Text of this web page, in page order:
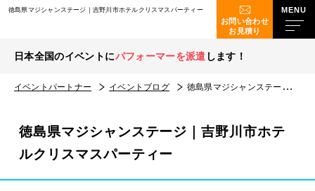
徳島県マジシャンステージ｜吉野川市ホテルクリスマスパーティー
お問い合わせ
お見積り
日本全国のイベントにパフォーマーを派遣 します！
イベントパートナー イベントブログ 徳島県マジシャンステージ｜吉野川市ホテルクリスマスパーティー
徳島県マジシャンステージ｜吉野川市ホテ
ルクリスマスパーティー